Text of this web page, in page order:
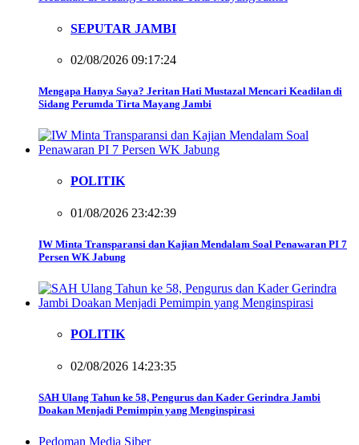
SEPUTAR JAMBI
02/08/2026 09:17:24
Mengapa Hanya Saya? Jeritan Hati Mustazal Mencari Keadilan di
Sidang Perumda Tirta Mayang Jambi
POLITIK
01/08/2026 23:42:39
IW Minta Transparansi dan Kajian Mendalam Soal Penawaran PI 7
Persen WK Jabung
POLITIK
02/08/2026 14:23:35
SAH Ulang Tahun ke 58, Pengurus dan Kader Gerindra Jambi
Doakan Menjadi Pemimpin yang Menginspirasi
Pedoman Media Siber